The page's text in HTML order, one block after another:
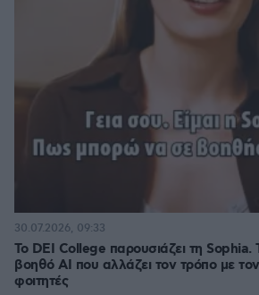
Το DEI College παρουσιάζει τη
βοηθό AI που αλλάζει τον τρόπο με
φοιτητές
30.07.2026, 09:33